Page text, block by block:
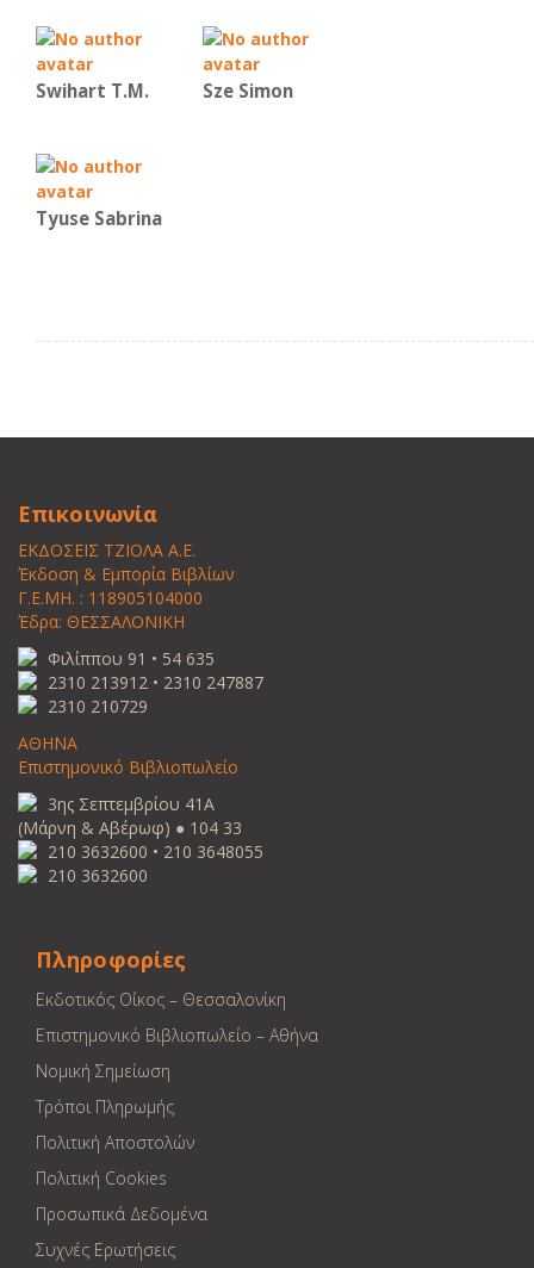
Swihart T.M. Sze Simon
Tyuse Sabrina
Επικοινωνία
ΕΚΔΟΣΕΙΣ ΤΖΙΟΛΑ Α.Ε.
Έκδοση & Εμπορία Βιβλίων
Γ.Ε.ΜΗ. : 118905104000
Έδρα: ΘΕΣΣΑΛΟΝΙΚΗ
Φιλίππου 91 • 54 635
2310 213912 • 2310 247887
2310 210729
ΑΘΗΝΑ
Επιστημονικό Βιβλιοπωλείο
3ης Σεπτεμβρίου 41Α
(Μάρνη & Αβέρωφ) ● 104 33
210 3632600 • 210 3648055
210 3632600
Πληροφορίες
Εκδοτικός Οίκος – Θεσσαλονίκη
Επιστημονικό Βιβλιοπωλείο – Αθήνα
Νομική Σημείωση
Τρόποι Πληρωμής
Πολιτική Αποστολών
Πολιτική Cookies
Προσωπικά Δεδομένα
Συχνές Ερωτήσεις